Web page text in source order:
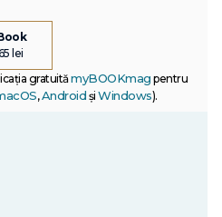
lei
gratuitămyBOOKmag pentru
,Android și Windows).